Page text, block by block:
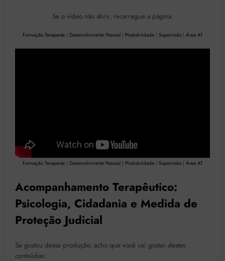
Se o vídeo não abrir, recarregue a página.
Formação Terapeuta | Desenvolvimento Pessoal| Produtividade| Supervisão| Área AT
Formação Terapeuta | Desenvolvimento Pessoal| Produtividade| Supervisão| Área AT
Acompanhamento Terapêutico:
Psicologia, Cidadania e Medida de
Proteção Judicial
Se gostou dessa produção, acho que você vai gostar destes
conteúdos: